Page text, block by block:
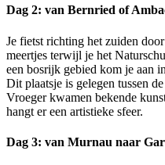
Dag 2: van Bernried of
Je fietst richting het zuiden
meertjes terwijl je het
een bosrijk gebied kom je aan
Dit plaatsje is gelegen tussen
Vroeger kwamen bekende
hangt er een artistieke sfeer.
Dag 3: van Murnau naar